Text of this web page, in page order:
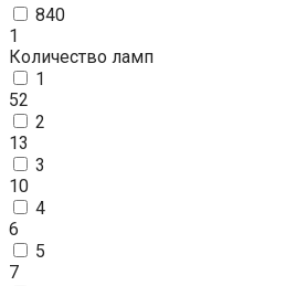
840
1
Количество ламп
1
52
2
13
3
10
4
6
5
7